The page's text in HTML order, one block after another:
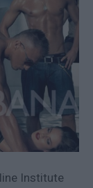
Institute